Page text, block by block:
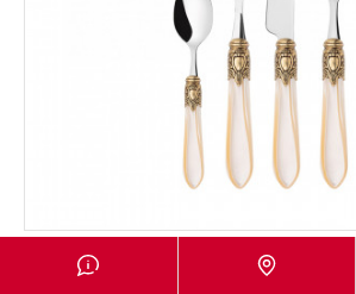
Set 24 pezzi in scatola Gallery - colore Avorio -